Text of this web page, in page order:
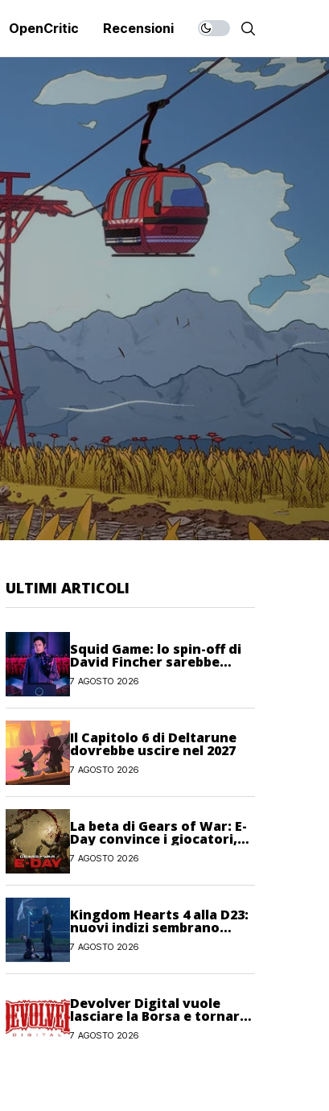
OpenCritic Recensioni
ULTIMI ARTICOLI
Squid Game: lo spin-off di
David Fincher sarebbe
stato cancellato da Netflix
7 AGOSTO 2026
Il Capitolo 6 di Deltarune
dovrebbe uscire nel 2027
7 AGOSTO 2026
La beta di Gears of War: E-
Day convince i giocatori,
anche se non pienamente
7 AGOSTO 2026
Kingdom Hearts 4 alla D23:
nuovi indizi sembrano
confermare la presenza del
gioco
7 AGOSTO 2026
Devolver Digital vuole
lasciare la Borsa e tornare
privata
7 AGOSTO 2026